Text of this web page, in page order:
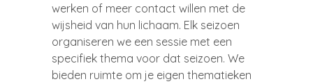
werken of meer contact willen met de
wijsheid van hun lichaam. Elk seizoen
organiseren we een sessie met een
specifiek thema voor dat seizoen. We
bieden ruimte om je eigen thematieken